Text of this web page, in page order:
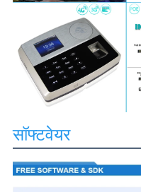
सॉफ्टवेयर